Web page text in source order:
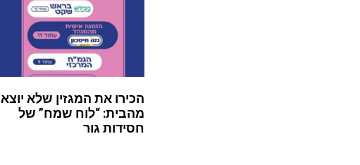
הכירו את המגזין שלא יוצא
מהבית: “לוח שמח” של
חסידות גור